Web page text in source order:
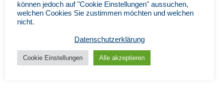
können jedoch auf "Cookie Einstellungen" aussuchen,
welchen Cookies Sie zustimmen möchten und welchen
nicht.
Datenschutzerklärung
Cookie Einstellungen Alle akzeptieren